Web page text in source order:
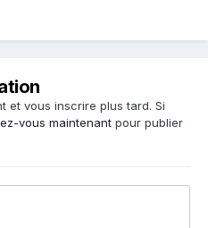
et vous inscrire plus tard. Si
vous maintenant pour publier